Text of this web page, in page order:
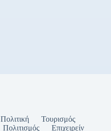
Πολιτική
Τουρισμός
Πολιτισμός Επιχειρείν